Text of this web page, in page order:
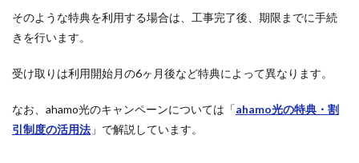
そのような特典を利用する場合は、工事完了後、期限までに手続
きを行います。
受け取りは利用開始月の6ヶ月後など特典によって異なります。
なお、ahamo光のキャンペーンについては「ahamo光の特典・割
引制度の活用法 」で解説しています。